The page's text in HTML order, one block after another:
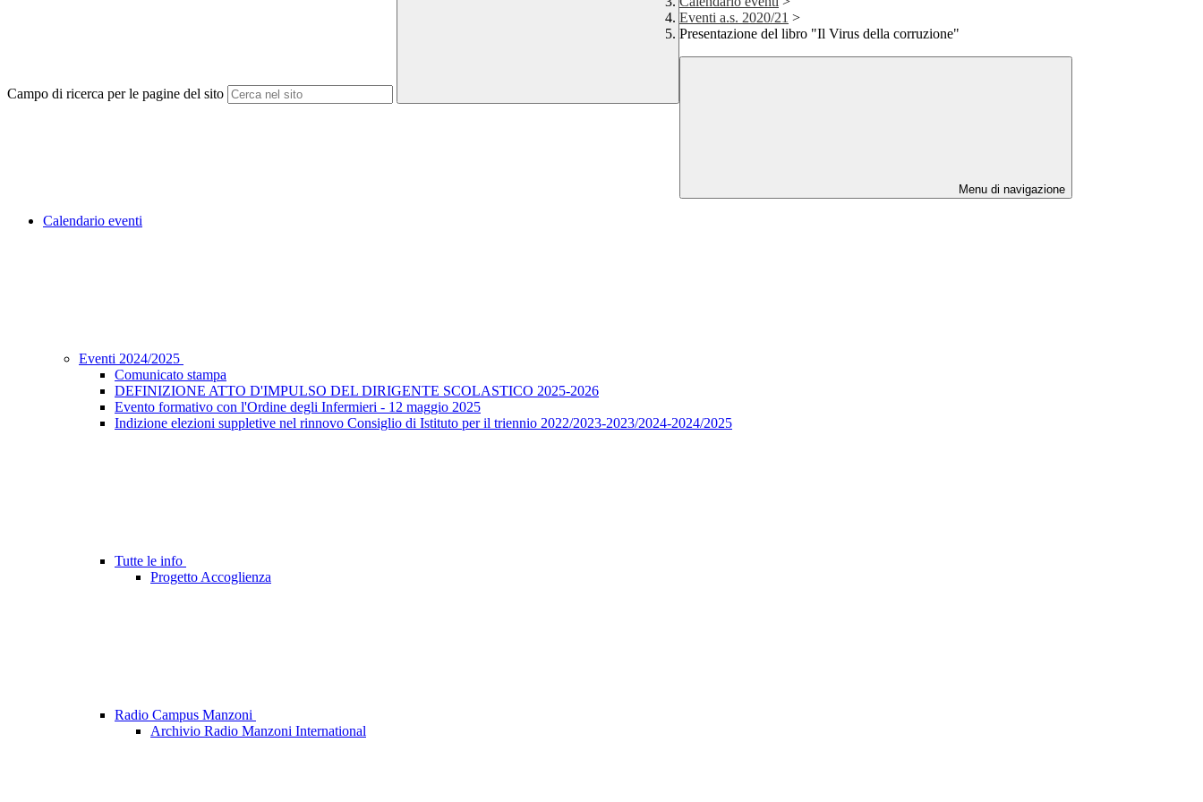
Campo di ricerca per le pagine del sito
Eventi a.s. 2020/21 >
Presentazione del libro "Il Virus della corruzione"
Menu di navigazione
Calendario eventi
Eventi 2024/2025
Comunicato stampa
DEFINIZIONE ATTO D'IMPULSO DEL DIRIGENTE SCOLASTICO 2025-2026
Evento formativo con l'Ordine degli Infermieri - 12 maggio 2025
Indizione elezioni suppletive nel rinnovo Consiglio di Istituto per il triennio 2022/2023-2023/2024-2024/2025
Tutte le info
Progetto Accoglienza
Radio Campus Manzoni
Archivio Radio Manzoni International